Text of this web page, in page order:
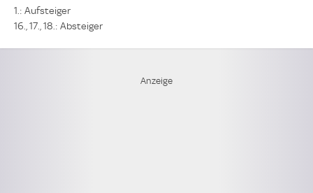
1.: Aufsteiger
16., 17., 18.: Absteiger